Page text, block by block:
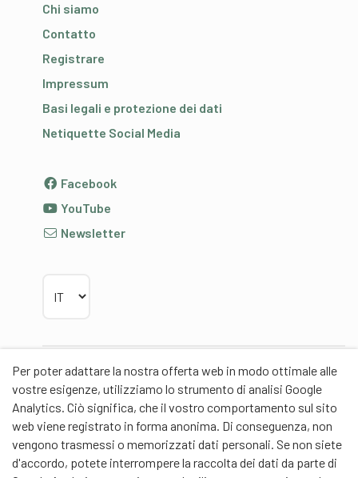
Per poter adattare la nostra offerta web in modo ottimale alle
vostre esigenze, utilizziamo lo strumento di analisi Google
Analytics. Ciò significa, che il vostro comportamento sul sito
web viene registrato in forma anonima. Di conseguenza, non
vengono trasmessi o memorizzati dati personali. Se non siete
d'accordo, potete interrompere la raccolta dei dati da parte di
Chi siamo
Contatto
Registrare
Impressum
Basi legali e protezione dei dati
Netiquette Social Media
Facebook
YouTube
Newsletter
Partner